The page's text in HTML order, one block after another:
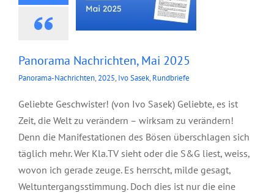
Panorama Nachrichten, Mai 2025
Panorama-Nachrichten, 2025, Ivo Sasek, Rundbriefe
Geliebte Geschwister! (von Ivo Sasek) Geliebte, es ist
Zeit, die Welt zu verändern – wirksam zu verändern!
Denn die Manifestationen des Bösen überschlagen sich
täglich mehr. Wer Kla.TV sieht oder die S&G liest, weiss,
wovon ich gerade zeuge. Es herrscht, milde gesagt,
Weltuntergangsstimmung. Doch dies ist nur die eine